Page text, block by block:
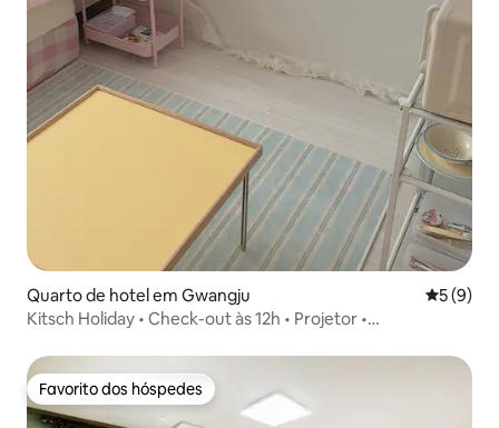
Quarto de hotel em Gwangju
5 (9)
Kitsch Holiday • Check-out às 12h • Projetor •
Favorito dos hóspedes
Favorito dos hóspedes